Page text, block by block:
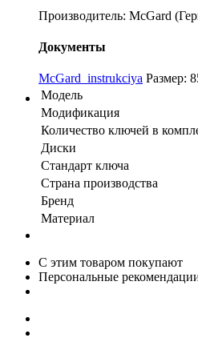
Производитель: McGard
Документы
McGard_instrukciya Размер:
Модель
Модификация
Количество ключей в
Диски
Стандарт ключа
Страна производства
Бренд
Материал
С этим товаром покупают
Персональные